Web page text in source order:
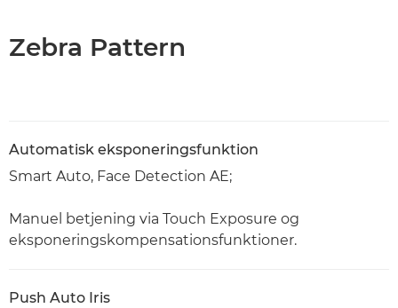
Zebra Pattern
Automatisk eksponeringsfunktion
Smart Auto, Face Detection AE;
Manuel betjening via Touch Exposure og
eksponeringskompensationsfunktioner.
Push Auto Iris